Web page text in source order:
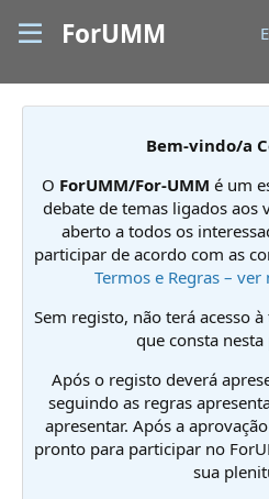
ForUMM
Bem-vindo/a
O ForUMM/For-UMM é um
debate de temas ligados aos
aberto a todos os
participar de acordo com as
Termos e Regras –
Sem registo, não terá acesso
que consta
Após o registo deverá
seguindo as regras
apresentar. Após a
pronto para participar no
sua